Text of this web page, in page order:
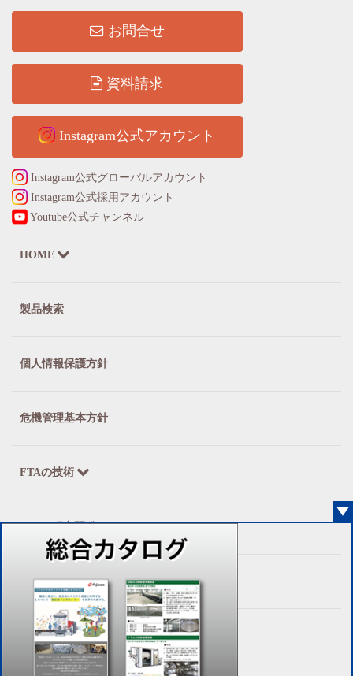
お問合せ
資料請求
Instagram公式アカウント
Instagram公式グローバルアカウント
Instagram公式採用アカウント
Youtube公式チャンネル
HOME
製品検索
個人情報保護方針
危機管理基本方針
FTAの技術
FTAの研究開発
企業情報
採用情報